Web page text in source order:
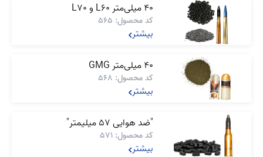
40 میلی‌متر L60 و L70
کد محصول: 565
بیشتر
40 میلی‌متر GMG
کد محصول: 568
بیشتر
"ضد هوایی 57 میلیمتر"
کد محصول: 571
بیشتر